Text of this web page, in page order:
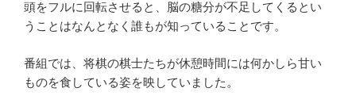
頭をフルに回転させると、脳の糖分が不足してくるとい
うことはなんとなく誰もが知っていることです。
番組では、将棋の棋士たちが休憩時間には何かしら甘い
ものを食している姿を映していました。